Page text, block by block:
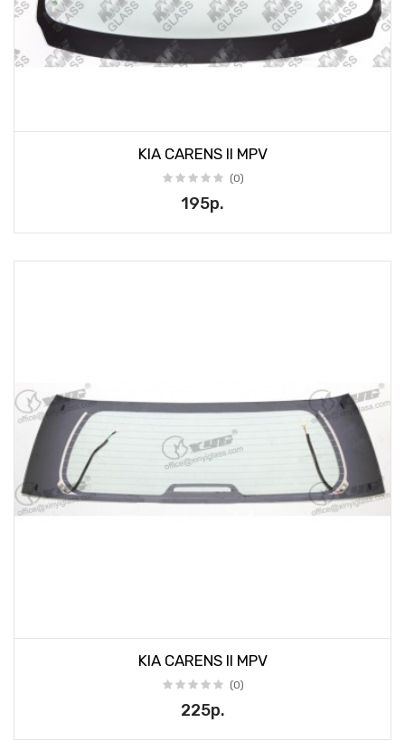
KIA CARENS II MPV
(0)
195р.
KIA CARENS II MPV
(0)
225р.